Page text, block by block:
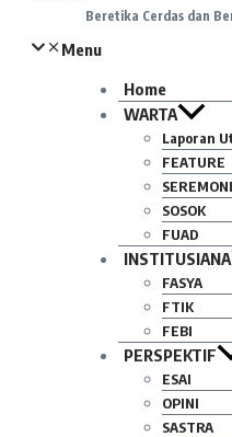
Beretika Cerdas dan
Menu
Home
WARTA
Laporan
FEATURE
SOSOK
FUAD
INSTITUSIANA
FASYA
FTIK
FEBI
PERSPEKTIF
ESAI
OPINI
SASTRA